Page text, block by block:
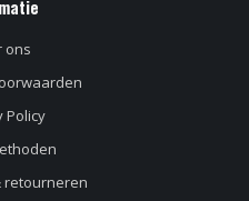
ons
Policy
retourneren